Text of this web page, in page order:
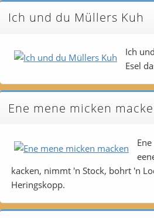
Ich und du Müllers Kuh
Ich
Esel
Ene mene micken
kacken, nimmt 'n Stock, bohrt 'n
Heringskopp.